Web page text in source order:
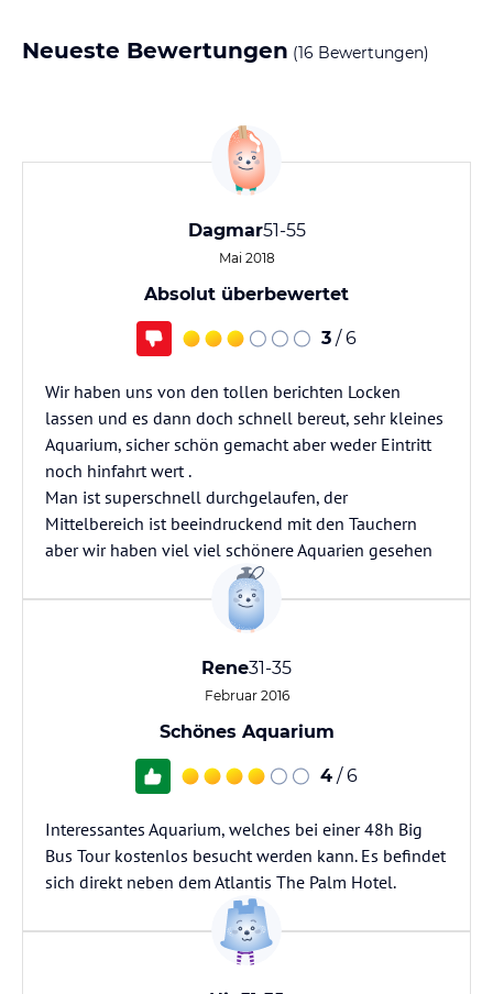
Neueste Bewertungen (16 Bewertungen)
Dagmar51-55
Mai 2018
Absolut überbewertet
3 / 6
Wir haben uns von den tollen berichten Locken
lassen und es dann doch schnell bereut, sehr kleines
Aquarium, sicher schön gemacht aber weder Eintritt
noch hinfahrt wert .
Man ist superschnell durchgelaufen, der
Mittelbereich ist beeindruckend mit den Tauchern
aber wir haben viel viel schönere Aquarien gesehen
Rene31-35
Februar 2016
Schönes Aquarium
4 / 6
Interessantes Aquarium, welches bei einer 48h Big
Bus Tour kostenlos besucht werden kann. Es befindet
sich direkt neben dem Atlantis The Palm Hotel.